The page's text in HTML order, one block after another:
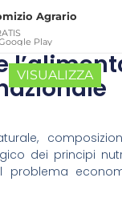
dei principi
problema
Agrario
Play
VISUALIZZA